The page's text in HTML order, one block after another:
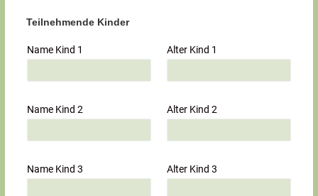
Teilnehmende Kinder
Name Kind 1 Alter Kind 1
Name Kind 2 Alter Kind 2
Name Kind 3 Alter Kind 3